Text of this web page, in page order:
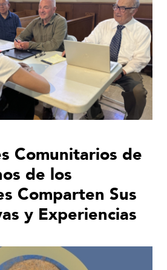
Comunitarios de
de los
Comparten Sus
y Experiencias